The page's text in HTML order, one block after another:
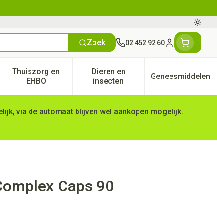
Zoek 02 452 92 60
Klant menu
categorie
voor Natuur geneeskunde categorie
Thuiszorg en
EHBOToon submenu voor Thuiszorg en EHBO categorie
Dieren en
insectenToon submenu voor Dieren
Geneesmiddelen
Toon
via de automaat blijven wel aankopen mogelijk.
Caps 90